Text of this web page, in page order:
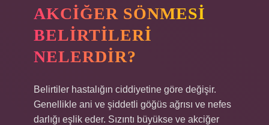
AKCIĞER SÖNMESI
BELIRTILERI
NELERDIR?
Belirtiler hastalığın ciddiyetine göre değişir.
Genellikle ani ve şiddetli göğüs ağrısı ve nefes
darlığı eşlik eder. Sızıntı büyükse ve akciğer